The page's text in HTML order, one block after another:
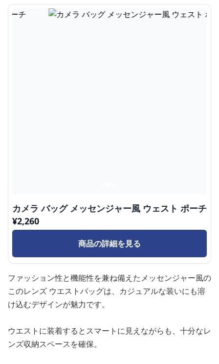
カメラ バッグ メッセンジャー風 ウェスト ポーチ
¥2,260
商品の詳細を見る
ファッション性と機能性を兼ね備えたメッセンジャー風の
このレンズ ウエストバッグは、カジュアルな装いにも溶
け込むデザインが魅力です。
ウエストに装着するとスマートに見えながらも、十分なレ
ンズ収納スペースを確保。